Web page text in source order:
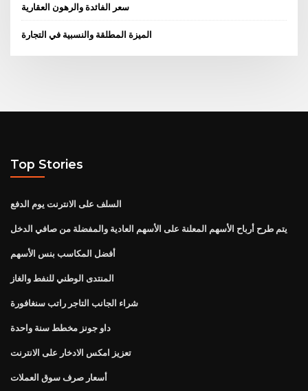
سعر الفائدة والرهون العقارية
الميزة المطلقة والنسبية في التجارة
Top Stories
السلف على الانترنت يوم الدفع
يتم طرح أرباح الأسهم المعلنة على الأسهم العادية والمفضلة من صافي الدخل
أفضل المكاسب بنس الأسهم
المنتدى الوطني للنفط والغاز
شراء الجانب التاجر راتب سنغافورة
داو جونز مخطط سنة واحدة
تعزيز امكس الادخار على الانترنت
أسعار صرف سوق العملات